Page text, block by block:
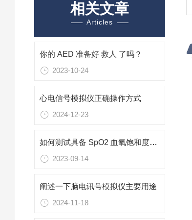
相关文章
Articles
你的 AED 准备好 救人 了吗？
2023-10-24
心电信号模拟仪正确操作方式
2024-12-23
如何测试具备 SpO2 血氧饱和度量测功能的穿戴式装置
2023-09-14
阐述一下脑电讯号模拟仪主要用途
2024-11-18